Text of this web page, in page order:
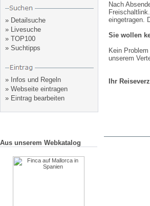
» Detailsuche
» Livesuche
» TOP100
» Suchtipps
» Infos und Regeln
» Webseite eintragen
» Eintrag bearbeiten
Aus unserem Webkatalog
Nach
eingetragen.
Sie wollen
Kein
unserem
Ihr